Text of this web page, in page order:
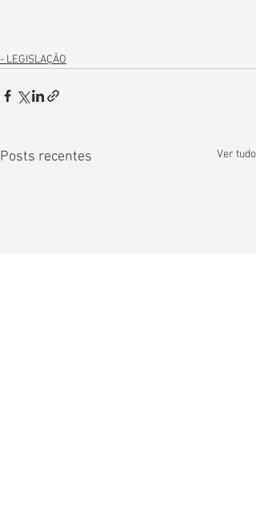
- LEGISLAÇÃO
Posts recentes Ver tudo